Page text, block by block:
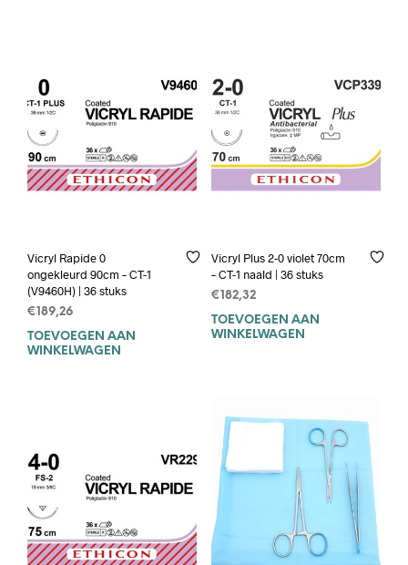
Vicryl Rapide 0
ongekleurd 90cm – CT-1
(V9460H) | 36 stuks
€ 189,26
TOEVOEGEN AAN
WINKELWAGEN
Vicryl Plus 2-0 violet 70cm
– CT-1 naald | 36 stuks
€ 182,32
TOEVOEGEN AAN
WINKELWAGEN